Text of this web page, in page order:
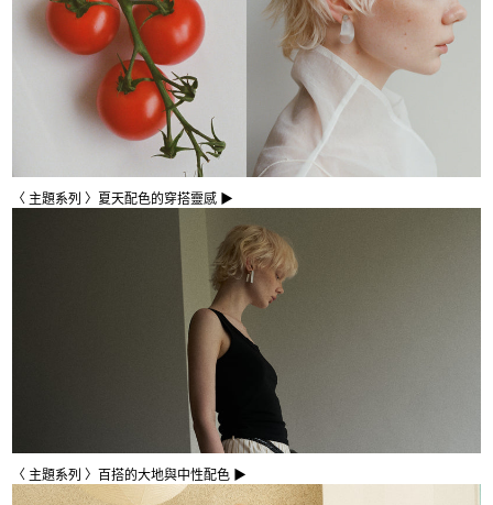
〈 主題系列 〉夏天配色的穿搭靈感 ▶
〈 主題系列 〉百搭的大地與中性配色 ▶